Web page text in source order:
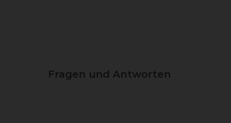
Fragen und Antworten